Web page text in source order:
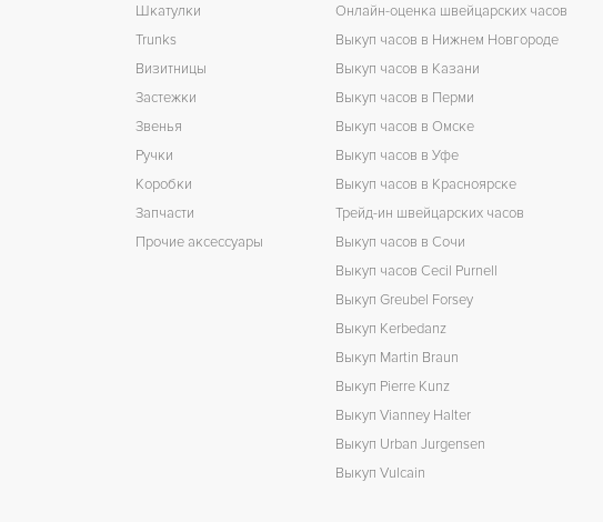
Шкатулки
Trunks
Визитницы
Застежки
Звенья
Ручки
Коробки
Запчасти
Прочие аксессуары
Онлайн-оценка швейцарских часов
Выкуп часов в Нижнем Новгороде
Выкуп часов в Казани
Выкуп часов в Перми
Выкуп часов в Омске
Выкуп часов в Уфе
Выкуп часов в Красноярске
Трейд-ин швейцарских часов
Выкуп часов в Сочи
Выкуп часов Cecil Purnell
Выкуп Greubel Forsey
Выкуп Kerbedanz
Выкуп Martin Braun
Выкуп Pierre Kunz
Выкуп Vianney Halter
Выкуп Urban Jurgensen
Выкуп Vulcain